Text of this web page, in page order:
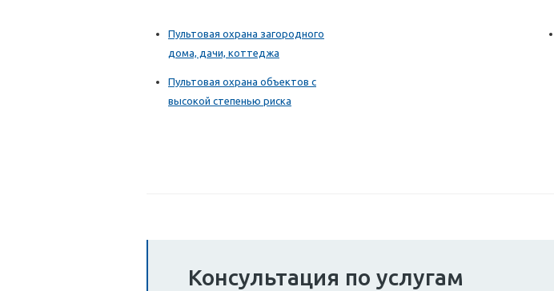
Пультовая охрана загородного
дома, дачи, коттеджа
Пультовая охрана объектов с
высокой степенью риска
Консультация по услугам